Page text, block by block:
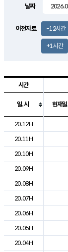
날짜
이전자료 -12시간
+1시간
도시별 기상실황표
시간
일.시 현재일
20.12H
20.11H
20.10H
20.09H
20.08H
20.07H
20.06H
20.05H
20.04H